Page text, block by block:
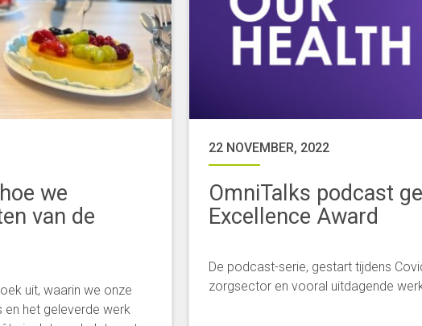
we
van de
uit, waarin we onze
het geleverde werk
22 NOVEMBER, 2022
OmniTalks podcast
Excellence Award
De podcast-serie, gestart tijdens
zorgsector en vooral uitdagende